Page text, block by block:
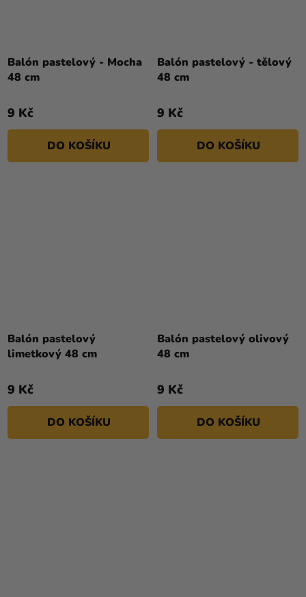
Balón pastelový - Mocha
48 cm
9 Kč
DO KOŠÍKU
Balón pastelový - tělový
48 cm
9 Kč
DO KOŠÍKU
Balón pastelový
limetkový 48 cm
9 Kč
DO KOŠÍKU
Balón pastelový olivový
48 cm
9 Kč
DO KOŠÍKU